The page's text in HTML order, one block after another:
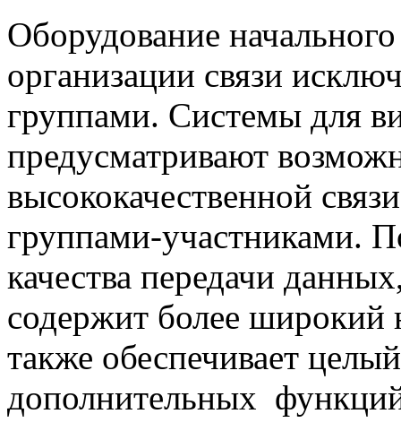
Оборудование
организации связи
группами. Системы для
предусматривают
высококачественной
группами-участниками.
качества передачи
содержит более широкий
также обеспечивает
дополнительных